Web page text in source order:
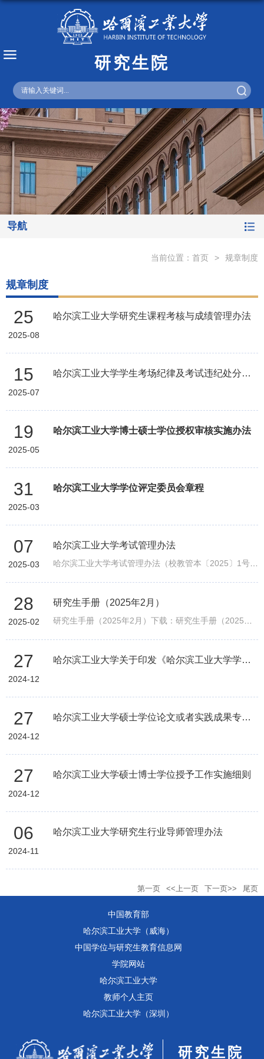
研究生院
导航
当前位置： 首页 > 规章制度
规章制度
25
2025-08
哈尔滨工业大学研究生课程考核与成绩管理办法
15
2025-07
哈尔滨工业大学学生考场纪律及考试违纪处分管理办法
19
2025-05
哈尔滨工业大学博士硕士学位授权审核实施办法
31
2025-03
哈尔滨工业大学学位评定委员会章程
07
2025-03
哈尔滨工业大学考试管理办法
28
2025-02
研究生手册（2025年2月）
27
2024-12
哈尔滨工业大学关于印发《哈尔滨工业大学学位授予办法》的通知
27
2024-12
哈尔滨工业大学硕士学位论文或者实践成果专家评阅实施细则
27
2024-12
哈尔滨工业大学硕士博士学位授予工作实施细则
06
2024-11
哈尔滨工业大学研究生行业导师管理办法
第一页 <<上一页 下一页>> 尾页
中国教育部
哈尔滨工业大学（威海）
中国学位与研究生教育信息网
学院网站
哈尔滨工业大学
教师个人主页
哈尔滨工业大学（深圳）
研究生院